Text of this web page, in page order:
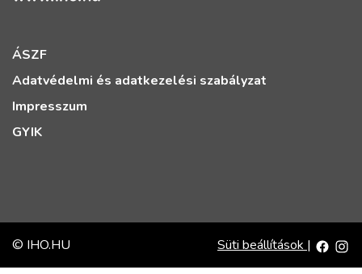
ÁSZF
Adatvédelmi és adatkezelési szabályzat
Impresszum
GYIK
© IHO.HU Süti beállítások|